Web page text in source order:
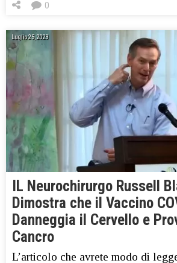
0
Luglio 25, 2023
IL Neurochirurgo Russell
Dimostra che il Vaccino
Danneggia il Cervello e
Cancro
L’articolo che avrete modo di